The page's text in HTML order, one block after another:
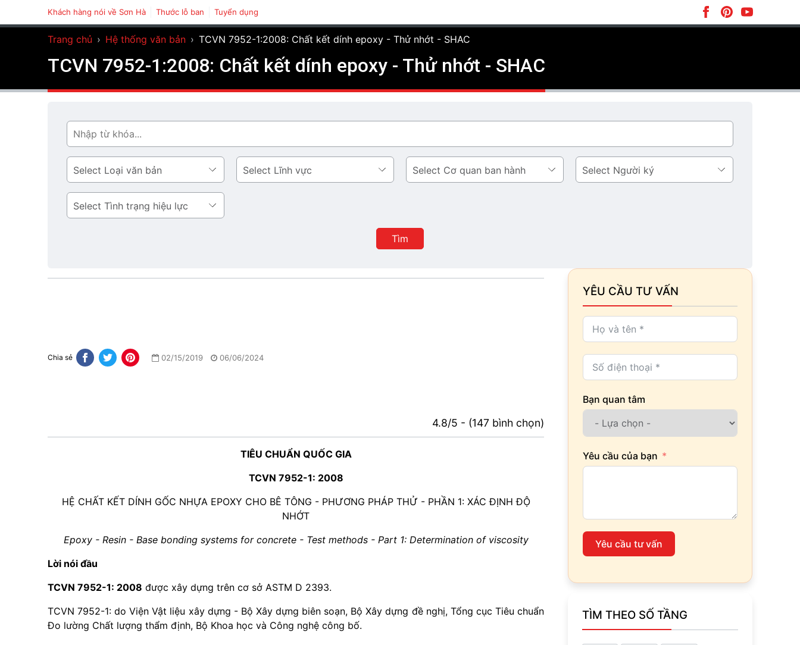
Khách hàng nói về Sơn Hà Thước lỗ ban Tuyển dụng
Trang chủ › Hệ thống văn bản › TCVN 7952-1:2008: Chất kết dính epoxy - Thử nhớt - SHAC
TCVN 7952-1:2008: Chất kết dính epoxy - Thử nhớt - SHAC
Tìm
Loại
văn
bản
Lĩnh
vực
Cơ
quan
Người
ký
Tình
trạng
Tìm
Chia sẻ 02/15/2019 06/06/2024
4.8/5 - (147 bình chọn)
TIÊU CHUẨN QUỐC GIA
TCVN 7952-1: 2008
HỆ CHẤT KẾT DÍNH GỐC NHỰA EPOXY CHO BÊ TÔNG - PHƯƠNG PHÁP THỬ - PHẦN 1: XÁC ĐỊNH ĐỘ
NHỚT
Epoxy - Resin - Base bonding systems for concrete - Test methods - Part 1: Determination of viscosity
Lời nói đầu
TCVN 7952-1: 2008 được xây dựng trên cơ sở ASTM D 2393.
TCVN 7952-1: do Viện Vật liệu xây dựng - Bộ Xây dựng biên soạn, Bộ Xây dựng đề nghị, Tổng cục Tiêu chuẩn
Đo lường Chất lượng thẩm định, Bộ Khoa học và Công nghệ công bố.
YÊU CẦU TƯ VẤN
Bạn quan tâm
Yêu cầu của bạn
Yêu cầu tư vấn
TÌM THEO SỐ TẦNG